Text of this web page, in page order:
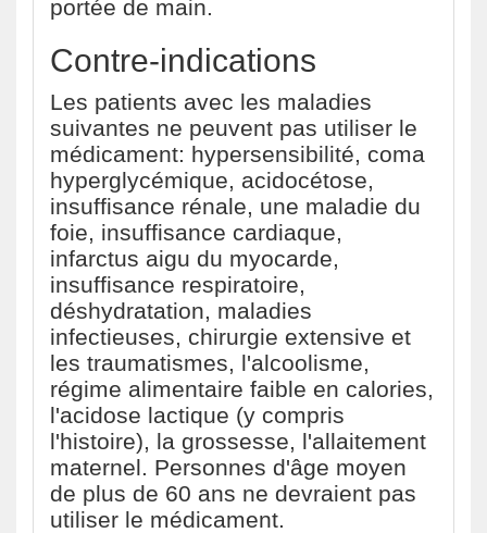
portée de main.
Contre-indications
Les patients avec les maladies
suivantes ne peuvent pas utiliser le
médicament: hypersensibilité, coma
hyperglycémique, acidocétose,
insuffisance rénale, une maladie du
foie, insuffisance cardiaque,
infarctus aigu du myocarde,
insuffisance respiratoire,
déshydratation, maladies
infectieuses, chirurgie extensive et
les traumatismes, l'alcoolisme,
régime alimentaire faible en calories,
l'acidose lactique (y compris
l'histoire), la grossesse, l'allaitement
maternel. Personnes d'âge moyen
de plus de 60 ans ne devraient pas
utiliser le médicament.